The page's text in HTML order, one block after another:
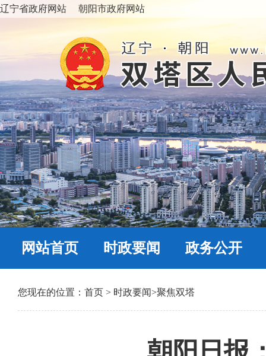
辽宁省政府网站 朝阳市政府网站
网站首页 时政要闻 政务公开
您现在的位置： 首页 > 时政要闻>聚焦双塔